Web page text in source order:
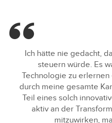
Ich hätte nie gedacht,
steuern würde. Es
Technologie zu
durch meine gesamte
Teil eines solch
aktiv an der
mitzuwirken,